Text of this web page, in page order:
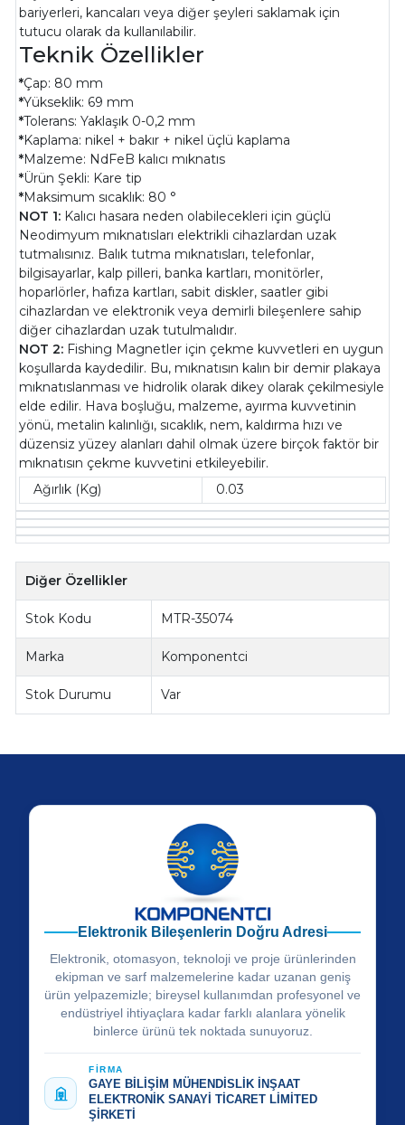
bariyerleri, kancaları veya diğer şeyleri saklamak için
tutucu olarak da kullanılabilir.
Teknik Özellikler
*Çap: 80 mm
*Yükseklik: 69 mm
*Tolerans: Yaklaşık 0-0,2 mm
*Kaplama: nikel + bakır + nikel üçlü kaplama
*Malzeme: NdFeB kalıcı mıknatıs
*Ürün Şekli: Kare tip
*Maksimum sıcaklık: 80 °
NOT 1: Kalıcı hasara neden olabilecekleri için güçlü
Neodimyum mıknatısları elektrikli cihazlardan uzak
tutmalısınız. Balık tutma mıknatısları, telefonlar,
bilgisayarlar, kalp pilleri, banka kartları, monitörler,
hoparlörler, hafıza kartları, sabit diskler, saatler gibi
cihazlardan ve elektronik veya demirli bileşenlere sahip
diğer cihazlardan uzak tutulmalıdır.
NOT 2: Fishing Magnetler için çekme kuvvetleri en uygun
koşullarda kaydedilir. Bu, mıknatısın kalın bir demir plakaya
mıknatıslanması ve hidrolik olarak dikey olarak çekilmesiyle
elde edilir. Hava boşluğu, malzeme, ayırma kuvvetinin
yönü, metalin kalınlığı, sıcaklık, nem, kaldırma hızı ve
düzensiz yüzey alanları dahil olmak üzere birçok faktör bir
mıknatısın çekme kuvvetini etkileyebilir.
Ağırlık (Kg)
0.03
Diğer Özellikler
Stok Kodu MTR-35074
Marka Komponentci
Stok Durumu Var
Elektronik Bileşenlerin Doğru Adresi
Elektronik, otomasyon, teknoloji ve proje ürünlerinden
ekipman ve sarf malzemelerine kadar uzanan geniş
ürün yelpazemizle; bireysel kullanımdan profesyonel ve
endüstriyel ihtiyaçlara kadar farklı alanlara yönelik
binlerce ürünü tek noktada sunuyoruz.
FİRMA
GAYE BİLİŞİM MÜHENDİSLİK İNŞAAT
ELEKTRONİK SANAYİ TİCARET LİMİTED
ŞİRKETİ